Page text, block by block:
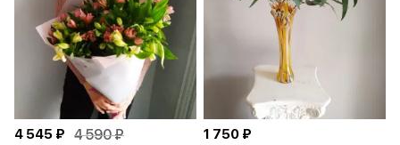
4 545 ₽ 4 590 ₽ 1 750 ₽